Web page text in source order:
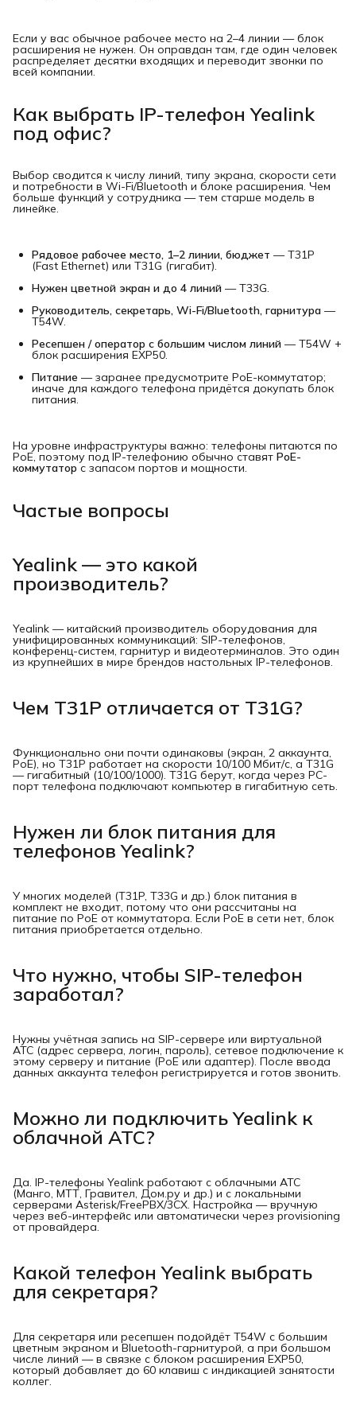
Если у вас обычное рабочее место на 2–4 линии — блок
расширения не нужен. Он оправдан там, где один человек
распределяет десятки входящих и переводит звонки по
всей компании.
Как выбрать IP-телефон Yealink
под офис?
Выбор сводится к числу линий, типу экрана, скорости сети
и потребности в Wi-Fi/Bluetooth и блоке расширения. Чем
больше функций у сотрудника — тем старше модель в
линейке.
Рядовое рабочее место, 1–2 линии, бюджет — T31P
(Fast Ethernet) или T31G (гигабит).
Нужен цветной экран и до 4 линий — T33G.
Руководитель, секретарь, Wi-Fi/Bluetooth, гарнитура —
T54W.
Ресепшен / оператор с большим числом линий — T54W +
блок расширения EXP50.
Питание — заранее предусмотрите PoE-коммутатор;
иначе для каждого телефона придётся докупать блок
питания.
На уровне инфраструктуры важно: телефоны питаются по
PoE, поэтому под IP-телефонию обычно ставят PoE-
коммутаторс запасом портов и мощности.
Частые вопросы
Yealink — это какой
производитель?
Yealink — китайский производитель оборудования для
унифицированных коммуникаций: SIP-телефонов,
конференц-систем, гарнитур и видеотерминалов. Это один
из крупнейших в мире брендов настольных IP-телефонов.
Чем T31P отличается от T31G?
Функционально они почти одинаковы (экран, 2 аккаунта,
PoE), но T31P работает на скорости 10/100 Мбит/с, а T31G
— гигабитный (10/100/1000). T31G берут, когда через PC-
порт телефона подключают компьютер в гигабитную сеть.
Нужен ли блок питания для
телефонов Yealink?
У многих моделей (T31P, T33G и др.) блок питания в
комплект не входит, потому что они рассчитаны на
питание по PoE от коммутатора. Если PoE в сети нет, блок
питания приобретается отдельно.
Что нужно, чтобы SIP-телефон
заработал?
Нужны учётная запись на SIP-сервере или виртуальной
АТС (адрес сервера, логин, пароль), сетевое подключение к
этому серверу и питание (PoE или адаптер). После ввода
данных аккаунта телефон регистрируется и готов звонить.
Можно ли подключить Yealink к
облачной АТС?
Да. IP-телефоны Yealink работают с облачными АТС
(Манго, МТТ, Гравител, Дом.ру и др.) и с локальными
серверами Asterisk/FreePBX/3CX. Настройка — вручную
через веб-интерфейс или автоматически через provisioning
от провайдера.
Какой телефон Yealink выбрать
для секретаря?
Для секретаря или ресепшен подойдёт T54W с большим
цветным экраном и Bluetooth-гарнитурой, а при большом
числе линий — в связке с блоком расширения EXP50,
который добавляет до 60 клавиш с индикацией занятости
коллег.